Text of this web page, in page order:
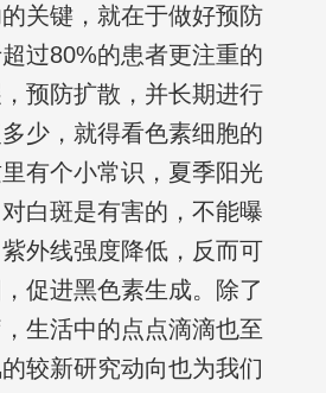
关键，就在于做好预防
过80%的患者更注重的
预防扩散，并长期进行
少，就得看色素细胞的
有个小常识，夏季阳光
白斑是有害的，不能曝
外线强度降低，反而可
促进黑色素生成。除了
生活中的点点滴滴也至
较新研究动向也为我们